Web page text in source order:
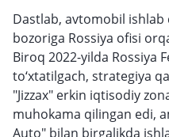
Dastlab, avtomobil ishlab
bozoriga Rossiya ofisi
Biroq 2022-yilda Rossiya
to‘xtatilgach, strategiya
"Jizzax" erkin iqtisodiy
muhokama qilingan edi,
Auto" bilan birgalikda